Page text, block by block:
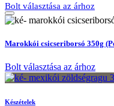
Bolt választása az árhoz
Marokkói csicseriborsó 350g
Bolt választása az árhoz
Készételek